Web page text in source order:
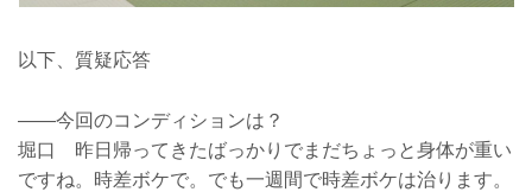
以下、質疑応答
——今回のコンディションは？
堀口 昨日帰ってきたばっかりでまだちょっと身体が重い
ですね。時差ボケで。でも一週間で時差ボケは治ります。